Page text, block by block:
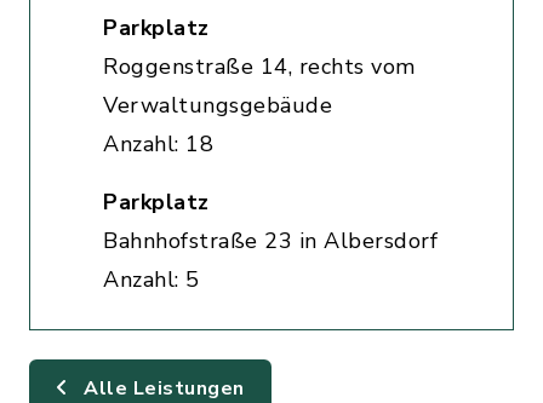
Parkplatz
Roggenstraße 14, rechts vom
Verwaltungsgebäude
Anzahl: 18
Parkplatz
Bahnhofstraße 23 in Albersdorf
Anzahl: 5
Alle Leistungen